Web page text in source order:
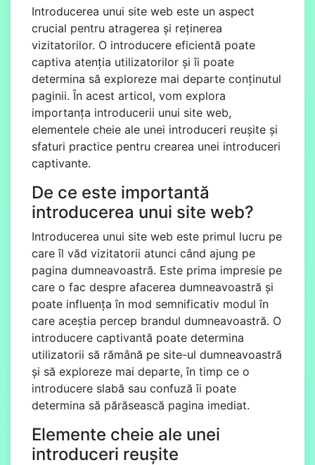
Introducerea unui site web este un aspect
crucial pentru atragerea și reținerea
vizitatorilor. O introducere eficientă poate
captiva atenția utilizatorilor și îi poate
determina să exploreze mai departe conținutul
paginii. În acest articol, vom explora
importanța introducerii unui site web,
elementele cheie ale unei introduceri reușite și
sfaturi practice pentru crearea unei introduceri
captivante.
De ce este importantă
introducerea unui site web?
Introducerea unui site web este primul lucru pe
care îl văd vizitatorii atunci când ajung pe
pagina dumneavoastră. Este prima impresie pe
care o fac despre afacerea dumneavoastră și
poate influența în mod semnificativ modul în
care aceștia percep brandul dumneavoastră. O
introducere captivantă poate determina
utilizatorii să rămână pe site-ul dumneavoastră
și să exploreze mai departe, în timp ce o
introducere slabă sau confuză îi poate
determina să părăsească pagina imediat.
Elemente cheie ale unei
introduceri reușite